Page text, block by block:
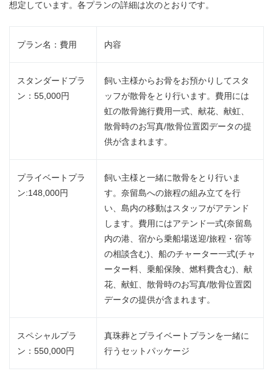
想定しています。各プランの詳細は次のとおりです。
プラン名：費用 内容
スタンダードプラ
ン：55,000円
飼い主様からお骨をお預かりしてスタ
ッフが散骨をとり行います。費用には
虹の散骨施行費用一式、献花、献虹、
散骨時のお写真/散骨位置図データの提
供が含まれます。
プライベートプラ
ン:148,000円
飼い主様と一緒に散骨をとり行いま
す。奈留島への旅程の組み立てを行
い、島内の移動はスタッフがアテンド
します。費用にはアテンド一式(奈留島
内の港、宿から乗船場送迎/旅程・宿等
の相談含む)、船のチャーター一式(チャ
ーター料、乗船保険、燃料費含む)、献
花、献虹、散骨時のお写真/散骨位置図
データの提供が含まれます。
スペシャルプラ
ン：550,000円
真珠葬とプライベートプランを一緒に
行うセットパッケージ